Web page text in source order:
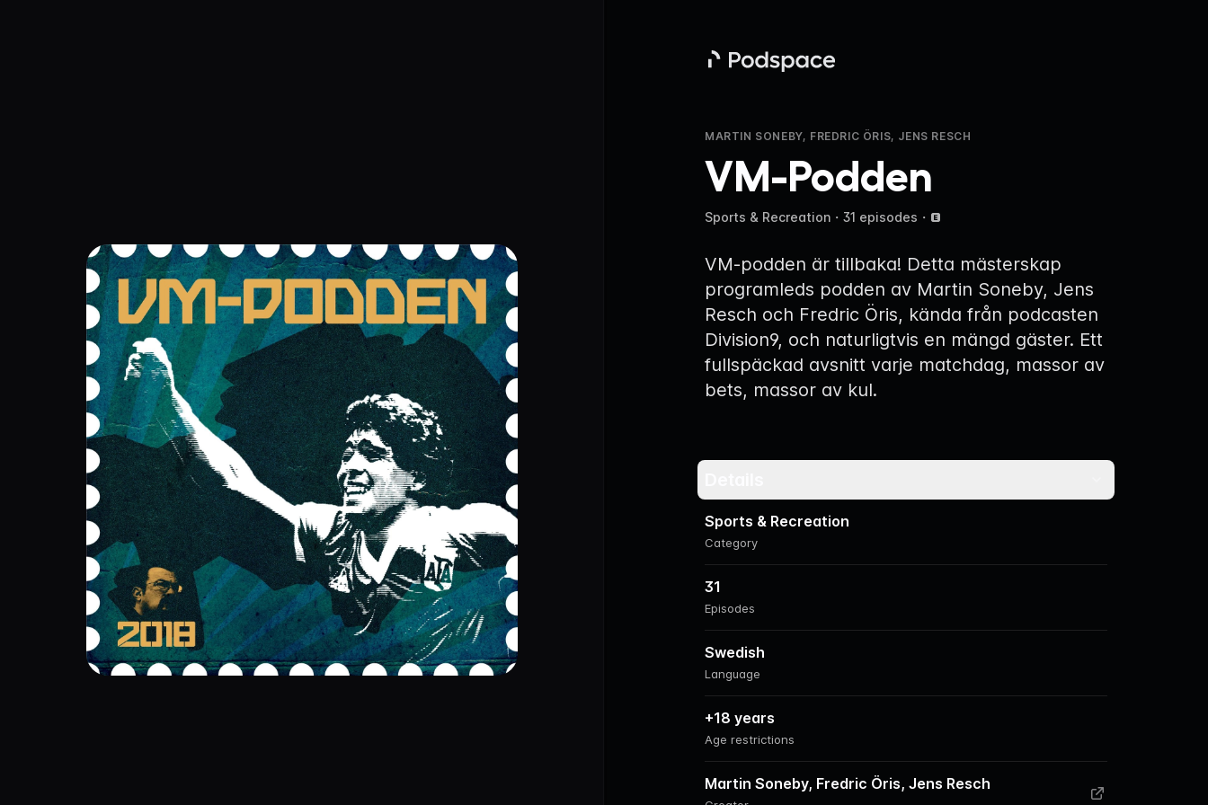
Podspace
MARTIN SONEBY, FREDRIC ÖRIS, JENS RESCH
VM-Podden
Sports & Recreation ・ 31 episodes ・
VM-podden är tillbaka! Detta mästerskap
programleds podden av Martin Soneby, Jens
Resch och Fredric Öris, kända från podcasten
Division9, och naturligtvis en mängd gäster. Ett
fullspäckad avsnitt varje matchdag, massor av
bets, massor av kul.
Category
Sports & Recreation
Episodes
31
Language
Swedish
Age restrictions
+18 years
Martin Soneby, Fredric Öris, Jens Resch